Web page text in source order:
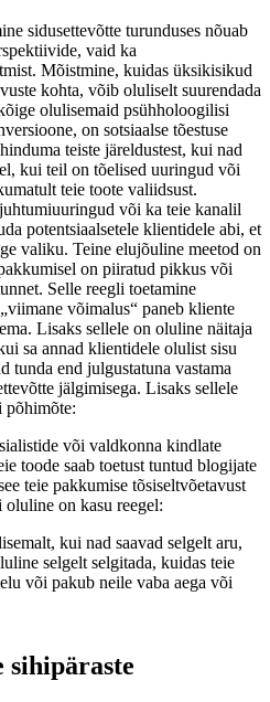
sidusettevõtte turunduses nõuab
vaid ka
Mõistmine, kuidas üksikisikud
kohta, võib oluliselt suurendada
olulisemaid psühholoogilisi
on sotsiaalse tõestuse
teiste järeldustest, kui nad
kui teil on tõelised uuringud või
teie toote valiidsust.
või ka teie kanalil
potentsiaalsetele klientidele abi, et
valiku. Teine elujõuline meetod on
on piiratud pikkus või
Selle reegli toetamine
võimalus“ paneb kliente
Lisaks sellele on oluline näitaja
sa annad klientidele olulist sisu
tunda end julgustatuna vastama
jälgimisega. Lisaks sellele
või valdkonna kindlate
toode saab toetust tuntud blogijate
teie pakkumise tõsiseltvõetavust
oluline on kasu reegel:
kui nad saavad selgelt aru,
selgelt selgitada, kuidas teie
või pakub neile vaba aega või
sihipäraste